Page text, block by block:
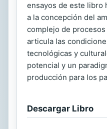
ensayos de este libro
a la concepción del
complejo de
articula las
tecnológicas y
potencial y un
producción para los
Descargar Libro